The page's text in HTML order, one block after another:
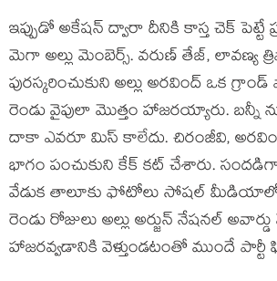
ఇప్పుడో అకేషన్ ద్వారా దీనికి కాస్త చెక్ పెట్టే
మెగా అల్లు మెంబెర్స్. వరుణ్ తేజ్, లావణ్య
పురస్కరించుకుని అల్లు అరవింద్ ఒక
రెండు వైపులా మొత్తం హాజరయ్యారు. బన్నీ
దాకా ఎవరూ మిస్ కాలేదు. చిరంజీవి,
భాగం పంచుకుని కేక్ కట్ చేశారు.
వేడుక తాలూకు ఫోటోలు సోషల్ మీడియాలో
రెండు రోజులు అల్లు అర్జున్ నేషనల్ అవార్డు
హాజరవ్వడానికి వెళ్తుండటంతో ముందే పార్టీ